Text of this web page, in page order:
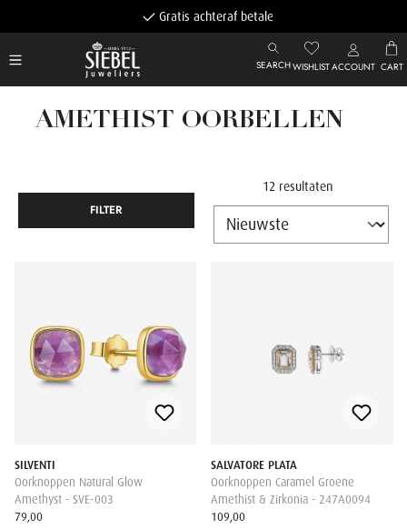
Gratis achteraf betalen
SEARCHWISHLISTACCOUNT CART
AMETHIST OORBELLEN
FILTER
12 resultaten
SILVENTI
Oorknoppen Natural Glow
Amethyst - SVE-003
79,00
SALVATORE PLATA
Oorknoppen Caramel Groene
Amethist & Zirkonia - 247A0094
109,00